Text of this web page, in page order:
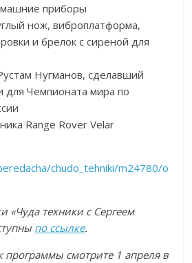
приборы
нож, виброплатформа,
и брелок с сиреной для
Нугманов, сделавший
для Чемпионата мира по
Range Rover Velar
chudo_tehniki/m24780/o
«Чуда техники с Сергеем
по ссылке.
смотрите 1 апреля в